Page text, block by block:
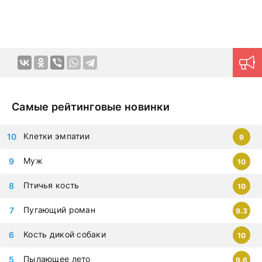
Самые рейтинговые новинки
Пылающее лето 9.6
Кость дикой собаки 10
Пугающий роман 9.3
Птичья кость 10
Муж 10
Клетки эмпатии 9